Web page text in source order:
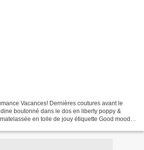
Vacances! Dernières coutures avant le
boutonné dans le dos en liberty poppy &
en toile de jouy étiquette Good mood